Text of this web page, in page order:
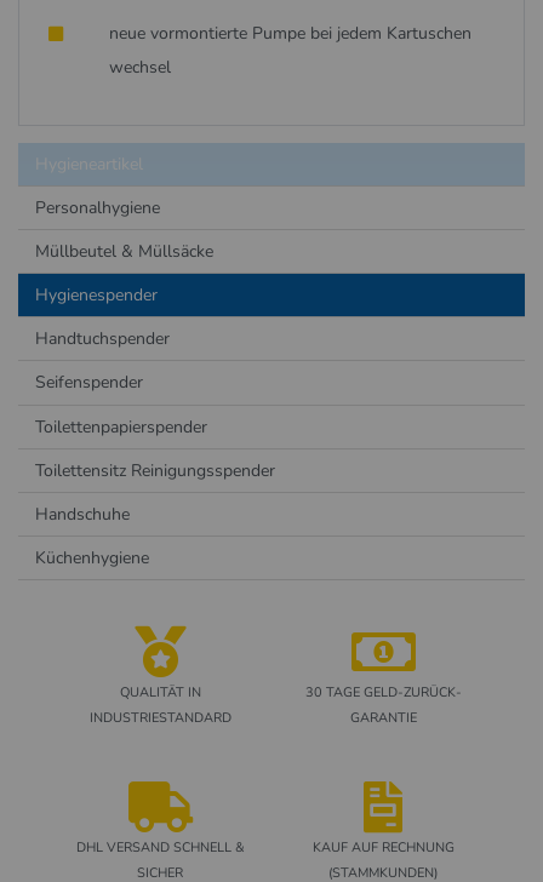
neue vormontierte Pumpe bei jedem Kartuschen
wechsel
Hygieneartikel
Personalhygiene
Müllbeutel & Müllsäcke
Hygienespender
Handtuchspender
Seifenspender
Toilettenpapierspender
Toilettensitz Reinigungsspender
Handschuhe
Küchenhygiene
QUALITÄT IN
INDUSTRIESTANDARD
30 TAGE GELD-ZURÜCK-
GARANTIE
DHL VERSAND SCHNELL &
SICHER
KAUF AUF RECHNUNG
(STAMMKUNDEN)